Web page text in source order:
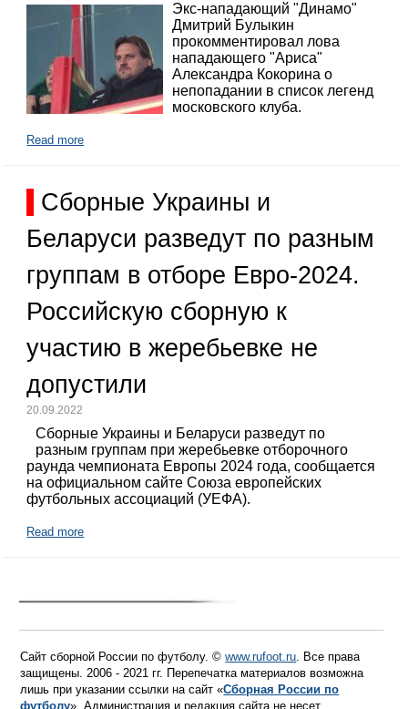
Экс-нападающий "Динамо"
Дмитрий Булыкин
прокомментировал лова
нападающего "Ариса"
Александра Кокорина о
непопадании в список легенд
московского клуба.
Read more
Сборные Украины и
Беларуси разведут по разным
группам в отборе Евро-2024.
Российскую сборную к
участию в жеребьевке не
допустили
20.09.2022
Сборные Украины и Беларуси разведут по
разным группам при жеребьевке отборочного
раунда чемпионата Европы 2024 года, сообщается
на официальном сайте Союза европейских
футбольных ассоциаций (УЕФА).
Read more
Сайт сборной России по футболу. ©www.rufoot.ru. Все права
защищены. 2006 - 2021 гг. Перепечатка материалов возможна
лишь при указании ссылки на сайт «Сборная России по
футболу». Администрация и редакция сайта не несет